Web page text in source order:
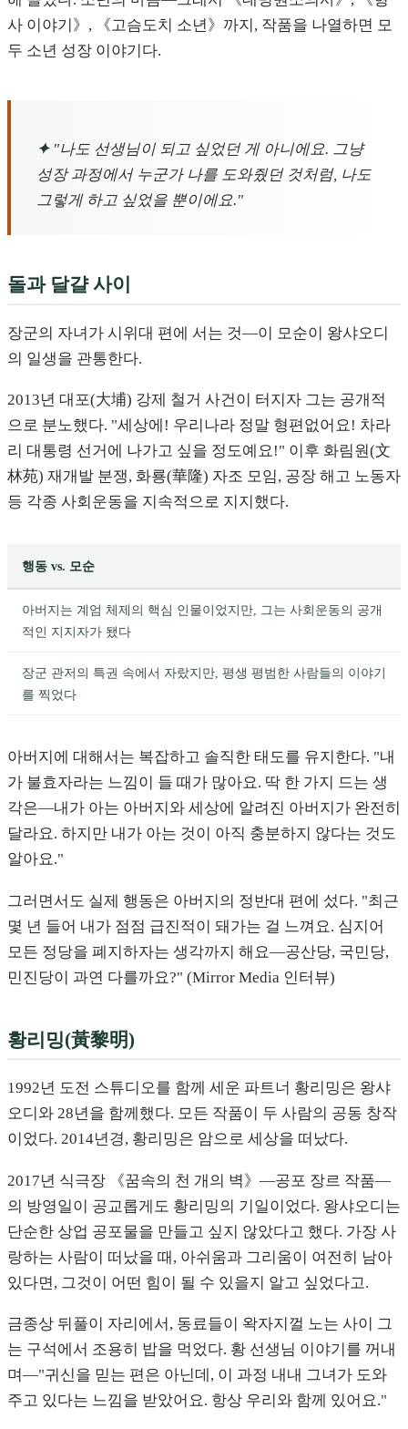
사 이야기》, 《고슴도치 소년》까지, 작품을 나열하면 모
두 소년 성장 이야기다.
✦"나도 선생님이 되고 싶었던 게 아니에요. 그냥
성장 과정에서 누군가 나를 도와줬던 것처럼, 나도
그렇게 하고 싶었을 뿐이에요."
돌과 달걀 사이
장군의 자녀가 시위대 편에 서는 것—이 모순이 왕샤오디
의 일생을 관통한다.
2013년 대포(大埔) 강제 철거 사건이 터지자 그는 공개적
으로 분노했다. "세상에! 우리나라 정말 형편없어요! 차라
리 대통령 선거에 나가고 싶을 정도예요!" 이후 화림원(文
林苑) 재개발 분쟁, 화룡(華隆) 자조 모임, 공장 해고 노동자
등 각종 사회운동을 지속적으로 지지했다.
행동 vs. 모순
아버지는 계엄 체제의 핵심 인물이었지만, 그는 사회운동의 공개
적인 지지자가 됐다
장군 관저의 특권 속에서 자랐지만, 평생 평범한 사람들의 이야기
를 찍었다
아버지에 대해서는 복잡하고 솔직한 태도를 유지한다. "내
가 불효자라는 느낌이 들 때가 많아요. 딱 한 가지 드는 생
각은—내가 아는 아버지와 세상에 알려진 아버지가 완전히
달라요. 하지만 내가 아는 것이 아직 충분하지 않다는 것도
알아요."
그러면서도 실제 행동은 아버지의 정반대 편에 섰다. "최근
몇 년 들어 내가 점점 급진적이 돼가는 걸 느껴요. 심지어
모든 정당을 폐지하자는 생각까지 해요—공산당, 국민당,
민진당이 과연 다를까요?" (Mirror Media 인터뷰)
황리밍(黃黎明)
1992년 도전 스튜디오를 함께 세운 파트너 황리밍은 왕샤
오디와 28년을 함께했다. 모든 작품이 두 사람의 공동 창작
이었다. 2014년경, 황리밍은 암으로 세상을 떠났다.
2017년 식극장 《꿈속의 천 개의 벽》—공포 장르 작품—
의 방영일이 공교롭게도 황리밍의 기일이었다. 왕샤오디는
단순한 상업 공포물을 만들고 싶지 않았다고 했다. 가장 사
랑하는 사람이 떠났을 때, 아쉬움과 그리움이 여전히 남아
있다면, 그것이 어떤 힘이 될 수 있을지 알고 싶었다고.
금종상 뒤풀이 자리에서, 동료들이 왁자지껄 노는 사이 그
는 구석에서 조용히 밥을 먹었다. 황 선생님 이야기를 꺼내
며—"귀신을 믿는 편은 아닌데, 이 과정 내내 그녀가 도와
주고 있다는 느낌을 받았어요. 항상 우리와 함께 있어요."